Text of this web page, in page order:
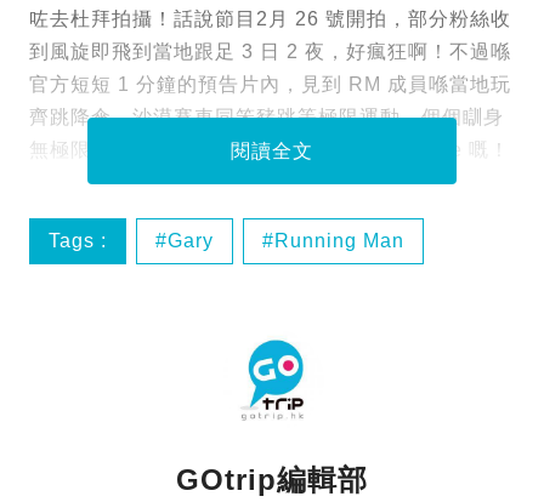
咗去杜拜拍攝！話說節目2月 26 號開拍，部分粉絲收
到風旋即飛到當地跟足 3 日 2 夜，好瘋狂啊！不過喺
官方短短 1 分鐘的預告片內，見到 RM 成員喺當地玩
齊跳降傘、沙漠賽車同笨豬跳等極限運動，個個瞓身
無極限
，又真係難怪粉絲們一擲千金為求睇 live 嘅！
閱讀全文
Tags : Gary Running Man
GOtrip編輯部